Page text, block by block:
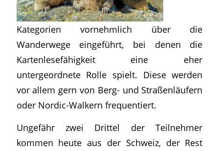
Kategorien vornehmlich über die
Wanderwege eingeführt, bei denen die
Kartenlesefähigkeit eine eher
untergeordnete Rolle spielt. Diese werden
vor allem gern von Berg- und Straßenläufern
oder Nordic-Walkern frequentiert.
Ungefähr zwei Drittel der Teilnehmer
kommen heute aus der Schweiz, der Rest